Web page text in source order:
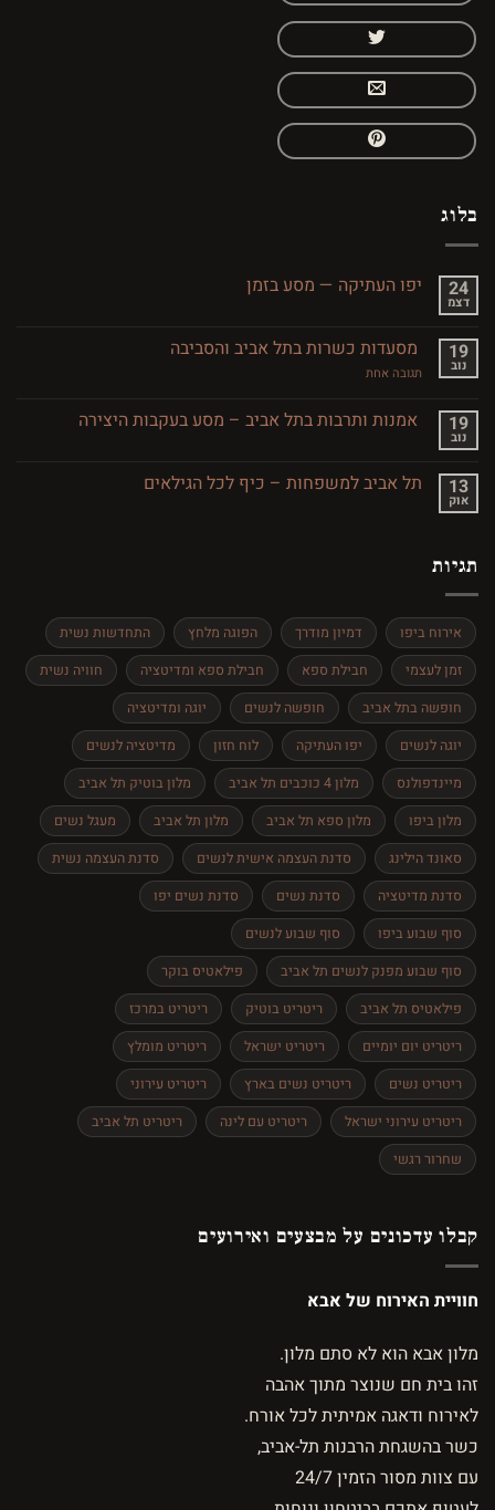
יפו העתיקה — מסע בזמן
אין
על
העתיקה
—
בזמן
מסעדות כשרות בתל אביב והסביבה
תגובה אחת על
בתל
אביב
אמנות ותרבות בתל אביב – מסע בעקבות היצירה
אין
על
אמנות
בתל
מסע
בעקבות
תל אביב למשפחות – כיף לכל הגילאים
אין
אביב
למשפחות
–
לכל
הגילאים
אירוח ביפו דמיון מודרך הפוגה מלחץ
התחדשות נשית
זמן לעצמי
חבילת ספא חבילת ספא ומדיטציה
חוויה נשית
חופשה בתל אביב
חופשה לנשים
יוגה ומדיטציה
יוגה לנשים
יפו העתיקה לוח חזון
מדיטציה לנשים
מיינדפולנס
מלון 4 כוכבים תל אביב
מלון בוטיק תל אביב
מלון ביפו
מלון ספא תל אביב מלון תל אביב
מעגל נשים
סאונד הילינג
סדנת העצמה אישית לנשים
סדנת העצמה נשית
סדנת מדיטציה
סדנת נשים
סדנת נשים יפו
סוף שבוע ביפו
סוף שבוע לנשים
סוף שבוע מפנק לנשים תל אביב
פילאטיס בוקר
פילאטיס תל אביב
ריטריט בוטיק
ריטריט במרכז
ריטריט יום יומיים
ריטריט ישראל
ריטריט מומלץ
ריטריט נשים
ריטריט נשים בארץ
ריטריט עירוני
ריטריט עירוני ישראל
ריטריט עם לינה
ריטריט תל אביב
שחרור רגשי
עדכונים על מבצעים ואירועים
האירוח של אבא
אבא הוא לא סתם מלון.
בית חם שנוצר מתוך אהבה
ודאגה אמיתית לכל אורח.
בהשגחת הרבנות תל-אביב,
צוות מסור הזמין 24/7